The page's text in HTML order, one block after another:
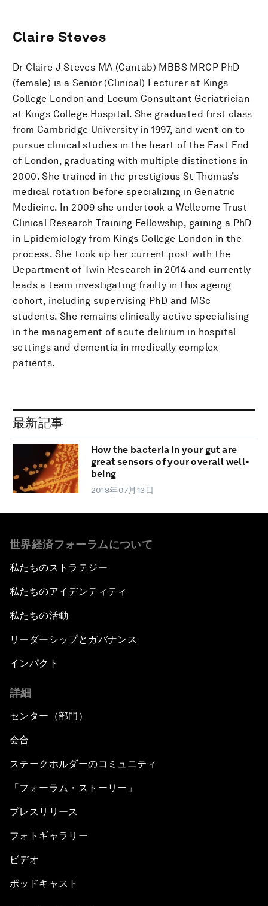
Claire Steves
Dr Claire J Steves MA (Cantab) MBBS MRCP PhD
(female) is a Senior (Clinical) Lecturer at Kings
College London and Locum Consultant Geriatrician
at Kings College Hospital. She graduated first class
from Cambridge University in 1997, and went on to
pursue clinical studies in the heart of the East End
of London, graduating with multiple distinctions in
2000. She trained in the prestigious St Thomas’s
medical rotation before specializing in Geriatric
Medicine. In 2009 she undertook a Wellcome Trust
Clinical Research Training Fellowship, gaining a PhD
in Epidemiology from Kings College London in the
process. She took up her current post with the
Department of Twin Research in 2014 and currently
leads a team investigating frailty in this ageing
cohort, including supervising PhD and MSc
students. She remains clinically active specialising
in the management of acute delirium in hospital
settings and dementia in medically complex
patients.
最新記事
How the bacteria in your gut are
great sensors of your overall well-
being
2018年07月13日
世界経済フォーラムについて
私たちのストラテジー
私たちのアイデンティティ
私たちの活動
リーダーシップとガバナンス
インパクト
詳細
センター（部門）
会合
ステークホルダーのコミュニティ
「フォーラム・ストーリー」
プレスリリース
フォトギャラリー
ビデオ
ポッドキャスト